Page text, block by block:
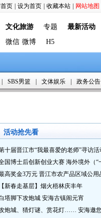
网站地图
收藏本站
设为首页
页
文化旅游 专题
最新活动
微信 微博 H5
SBS男篮 文体娱乐 政务公告
活动抢先看
【新春走基层】烟火梧林庆丰年
塔脚下攻炮城 安海古镇闹元宵